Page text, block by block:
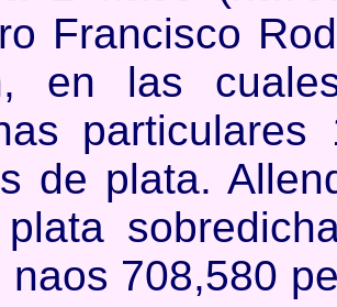
Francisco
en las
de plata.
naos 708,580